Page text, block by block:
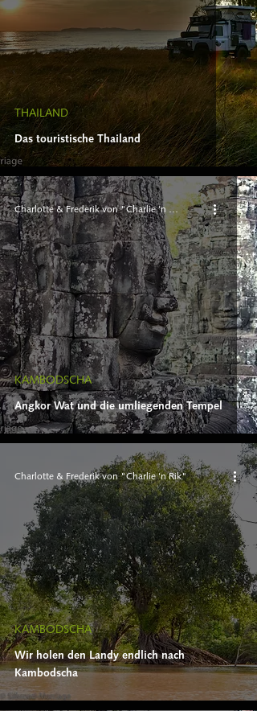
Das touristische Thailand
THAILAND
Angkor Wat und die umliegenden Tempel
KAMBODSCHA
Charlotte & Frederik von "Charlie 'n Rik"
Wir holen den Landy endlich nach
Kambodscha
KAMBODSCHA
Charlotte & Frederik von "Charlie 'n Rik"